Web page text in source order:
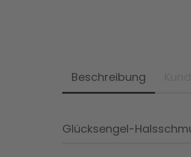
Beschreibung
Glücksengel-